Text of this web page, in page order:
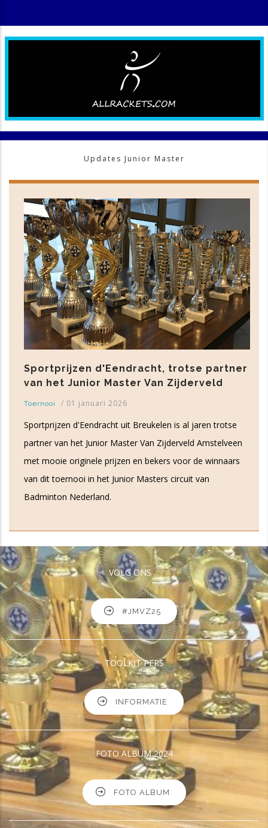
Updates Junior Master
trotse partner
Van Zijderveld
is al jaren trotse
Zijderveld Amstelveen
bekers voor de winnaars
circuit van
Sportprijzen
van het Junior
Sportprijzen d'Eendracht uit
partner van het Junior
met mooie originele prijzen
van dit toernooi in het Junior
VOLG ONS ...
#JMVZ25
TOOLKIT PERS
INFORMATIE
FOTO ALBUM 2024
FOTO ALBUM